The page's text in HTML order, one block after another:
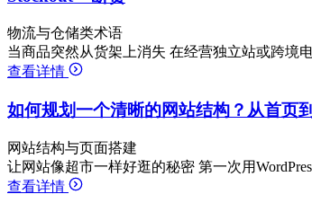
物流与仓储类术语
当商品突然从货架上消失 在经营独立站或跨境
查看详情
如何规划一个清晰的网站结构？从首页
网站结构与页面搭建
让网站像超市一样好逛的秘密 第一次用
查看详情